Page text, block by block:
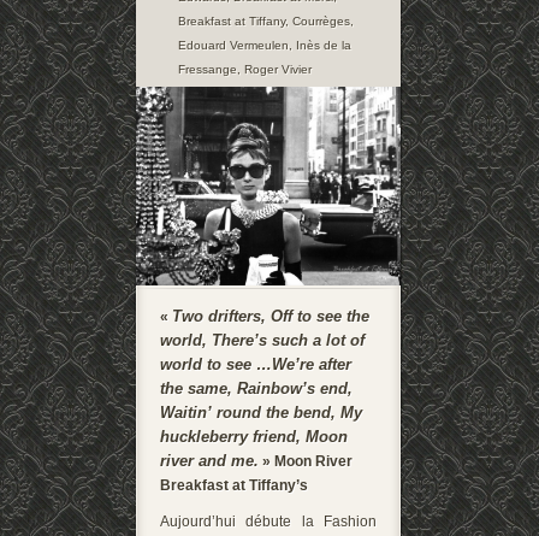
Breakfast at Tiffany, Courrèges
Edouard Vermeulen
Inès de la
Fressange
Roger Vivier
« Two drifters, Off to see the
world, There’s such a lot of
world to see …We’re after
the same, Rainbow’s end,
Waitin’ round the bend, My
huckleberry friend, Moon
river and me. » Moon River
Breakfast at Tiffany’s
Aujourd’hui débute la Fashion